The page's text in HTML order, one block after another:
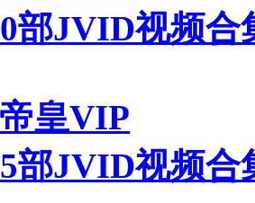
部JVID视频合
皇VIP
部JVID视频合